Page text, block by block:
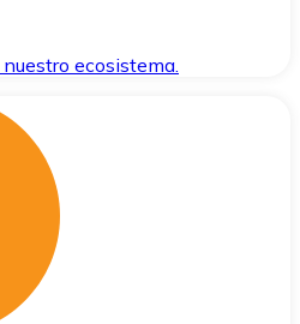
ecosistema.